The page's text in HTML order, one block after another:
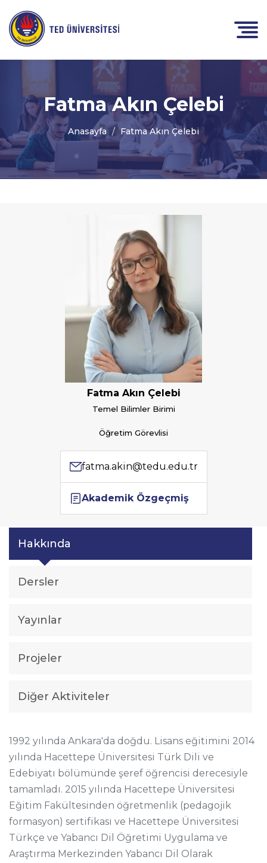
Fatma Akın Çelebi
Anasayfa Fatma Akın Çelebi
Fatma Akın Çelebi
Temel Bilimler Birimi
Öğretim Görevlisi
fatma.akin@tedu.edu.tr
Akademik Özgeçmiş
Hakkında
Dersler
Yayınlar
Projeler
Diğer Aktiviteler
1992 yılında Ankara'da doğdu. Lisans eğitimini 2014
yılında Hacettepe Üniversitesi Türk Dili ve
Edebiyatı bölümünde şeref öğrencisi derecesiyle
tamamladı. 2015 yılında Hacettepe Üniversitesi
Eğitim Fakültesinden öğretmenlik (pedagojik
formasyon) sertifikası ve Hacettepe Üniversitesi
Türkçe ve Yabancı Dil Öğretimi Uygulama ve
Araştırma Merkezinden Yabancı Dil Olarak